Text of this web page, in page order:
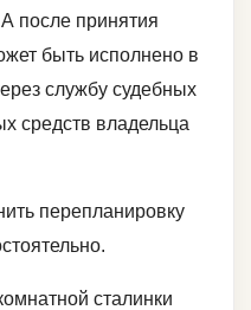
после принятия
быть исполнено в
службу судебных
средств владельца
перепланировку
сталинки